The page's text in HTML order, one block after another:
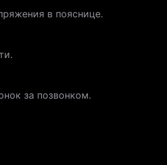
в пояснице.
за позвонком.